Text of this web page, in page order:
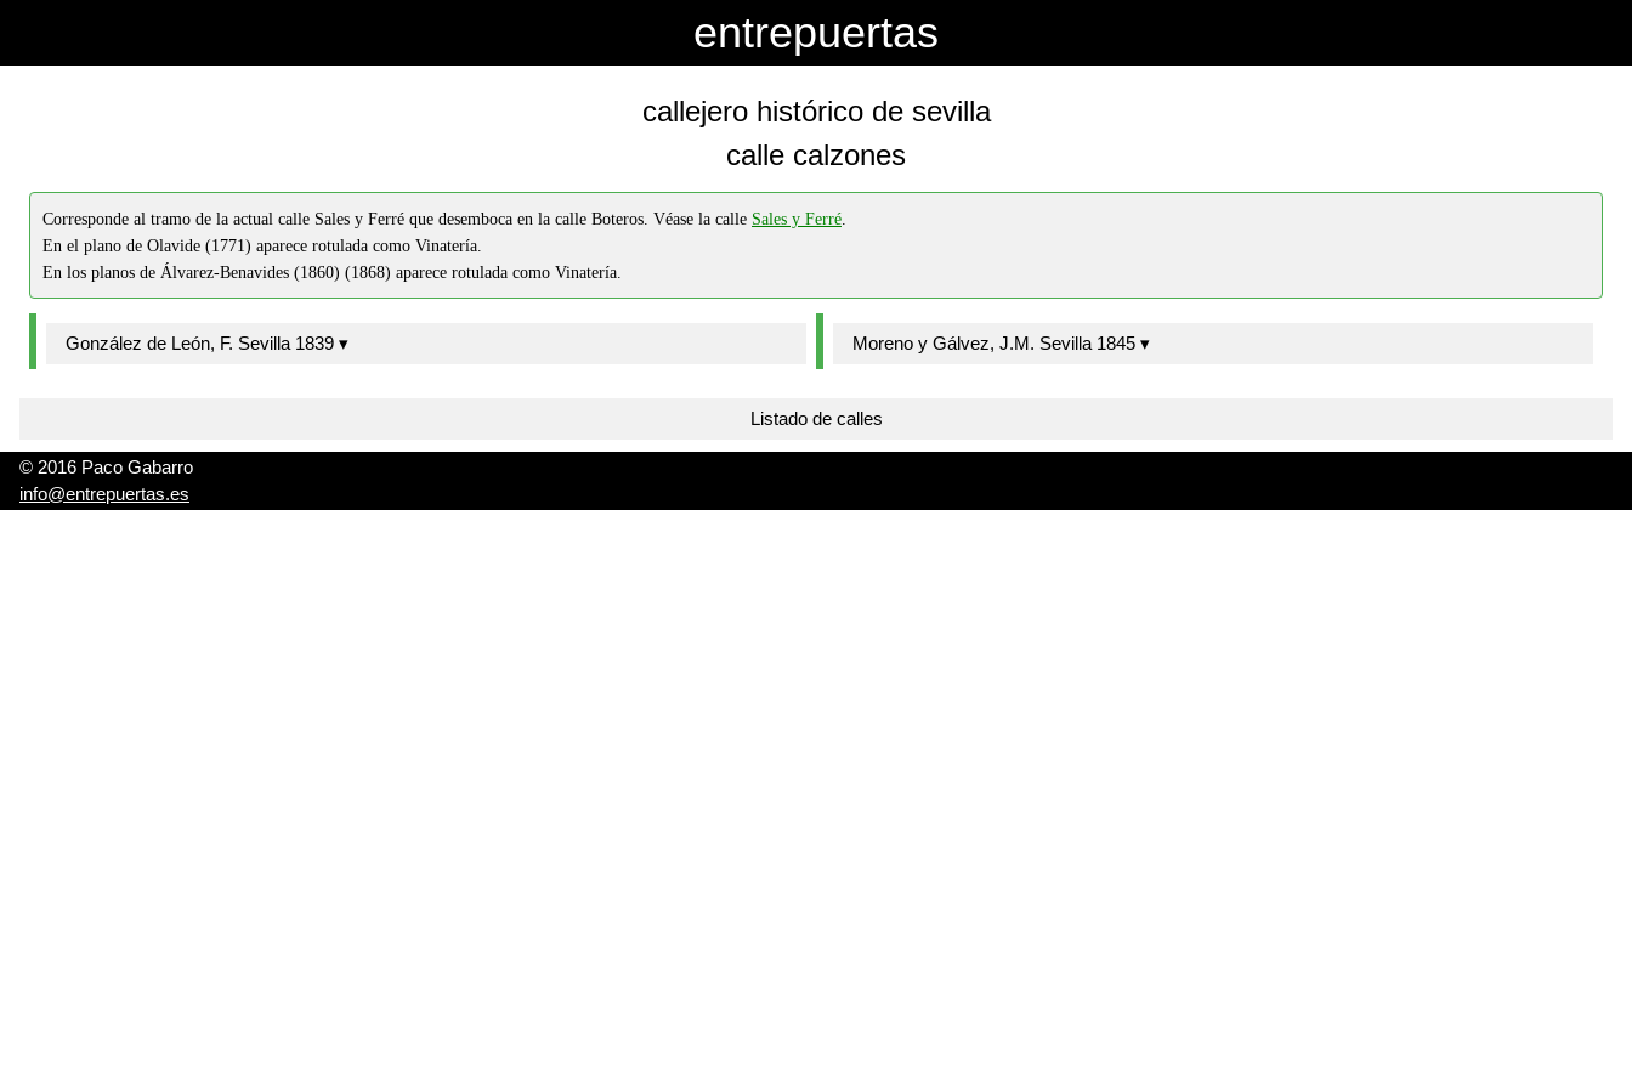
entrepuertas
callejero histórico de sevilla
calle calzones
Corresponde al tramo de la actual calle Sales y Ferré que desemboca en la calle Boteros. Véase la calle Sales y Ferré.
En el plano de Olavide (1771) aparece rotulada como Vinatería.
En los planos de Álvarez-Benavides (1860) (1868) aparece rotulada como Vinatería.
González de León, F. Sevilla 1839 ▾ Moreno y Gálvez, J.M. Sevilla 1845 ▾
Listado de calles
© 2016 Paco Gabarro
info@entrepuertas.es